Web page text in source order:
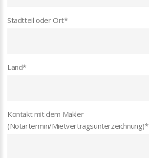
Stadtteil oder Ort*
Land*
Kontakt mit dem Makler
(Notartermin/Mietvertragsunterzeichnung)*